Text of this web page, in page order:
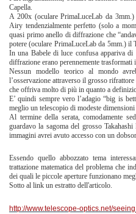
Capella.
A 200x (oculare PrimaLuceLab da
Airy tendenzialmente perfetto (solo a
quasi primo anello di diffrazione che
potere (oculare PrimaLuceLab da 5mm.) il
In una Babele di luce confusa appariva
diffrazione erano perennemente trasformati
Nessun modello teorico al mondo
l’osservazione attraverso il grosso
che offriva molto di più in quanto a
E’ quindi sempre vero l’adagio “big is
meglio un telescopio di modeste
Al termine della serata, comodamente
guardavo la sagoma del grosso
immagini avrei avuto accesso con un
Essendo quello abbozzato tema
trattazione matematica del problema che
dei quali le piccole aperture funzionano
Sotto al link un estratto dell'articolo.
http://www.telescope-optics.net/